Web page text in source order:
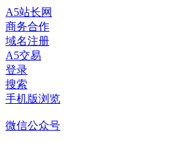
A5站长网
商务合作
域名注册
A5交易
登录
搜索
手机版浏览
微信公众号